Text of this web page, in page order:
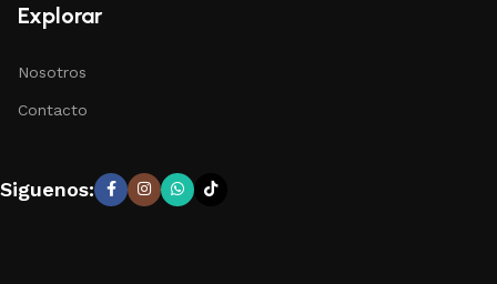
Explorar
Nosotros
Contacto
Siguenos: